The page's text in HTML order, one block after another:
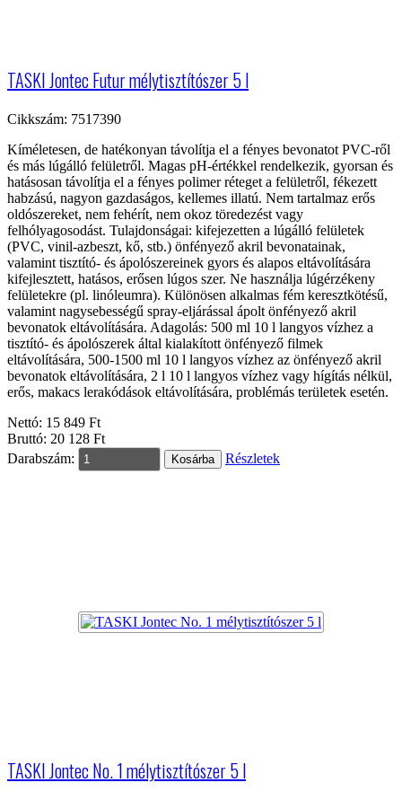
TASKI Jontec Futur mélytisztítószer 5 l
Cikkszám: 7517390
Kíméletesen, de hatékonyan távolítja el a fényes bevonatot PVC-ről
és más lúgálló felületről. Magas pH-értékkel rendelkezik, gyorsan és
hatásosan távolítja el a fényes polimer réteget a felületről, fékezett
habzású, nagyon gazdaságos, kellemes illatú. Nem tartalmaz erős
oldószereket, nem fehérít, nem okoz töredezést vagy
felhólyagosodást. Tulajdonságai: kifejezetten a lúgálló felületek
(PVC, vinil-azbeszt, kő, stb.) önfényező akril bevonatainak,
valamint tisztító- és ápolószereinek gyors és alapos eltávolítására
kifejlesztett, hatásos, erősen lúgos szer. Ne használja lúgérzékeny
felületekre (pl. linóleumra). Különösen alkalmas fém keresztkötésű,
valamint nagysebességű spray-eljárással ápolt önfényező akril
bevonatok eltávolítására. Adagolás: 500 ml 10 l langyos vízhez a
tisztító- és ápolószerek által kialakított önfényező filmek
eltávolítására, 500-1500 ml 10 l langyos vízhez az önfényező akril
bevonatok eltávolítására, 2 l 10 l langyos vízhez vagy hígítás nélkül,
erős, makacs lerakódások eltávolítására, problémás területek esetén.
Nettó: 15 849 Ft
Bruttó: 20 128 Ft
Darabszám:
Részletek
TASKI Jontec No. 1 mélytisztítószer 5 l